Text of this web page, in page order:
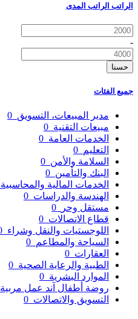
الراتب الراتب المدى
-
حسنا
جميع الفئات
مدير المبيعات، التسويق
مبيعات التقنية
الخدمات العامة
التعليم
السلامة والأمن
البنك والتأمين
الخدمات المالية والمحاسبية
الهندسة والدراسات
مستقل وحر
قطاع الاتصالات
اللوجستيات والنقل وشراء
السياحة والمطاعم
العقارات
الطبية والرعاية الصحية
الموارد البشرية
روضة أطفال آند عمل مربية
التسويق والاتصالات